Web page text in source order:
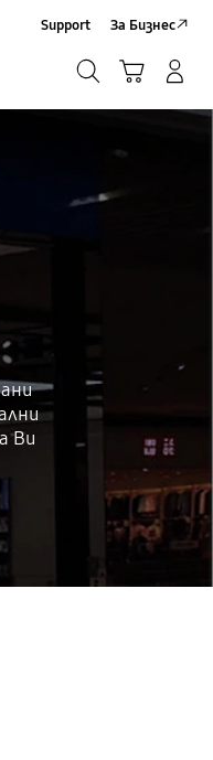
Support За Бизнес
Ви